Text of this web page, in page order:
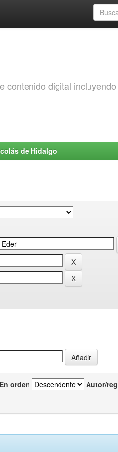
contenido digital
de Hidalgo
En orden Autor/